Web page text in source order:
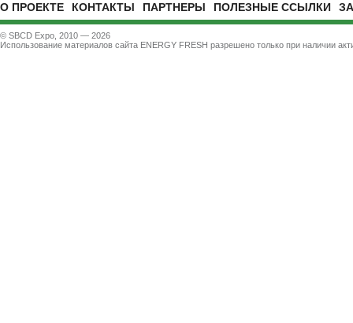
О ПРОЕКТЕ КОНТАКТЫ ПАРТНЕРЫ ПОЛЕЗНЫЕ ССЫЛКИ
© SBCD Expo, 2010 — 2026
Использование материалов сайта ENERGY FRESH разрешено только при наличии